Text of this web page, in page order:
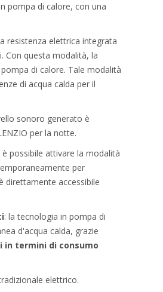
pompa di calore, con una
resistenza elettrica integrata
Con questa modalità, la
di calore. Tale modalità
di acqua calda per il
sonoro generato è
per la notte.
possibile attivare la modalità
per
direttamente accessibile
: la tecnologia in pompa di
d'acqua calda, grazie
in termini di consumo
elettrico.